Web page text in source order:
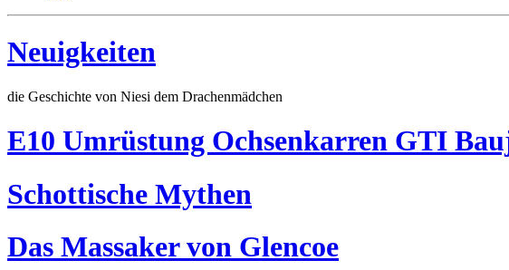
Neuigkeiten
die Geschichte von Niesi dem Drachenmädchen
E10 Umrüstung Ochsenkarren GTI
Schottische Mythen
Das Massaker von Glencoe